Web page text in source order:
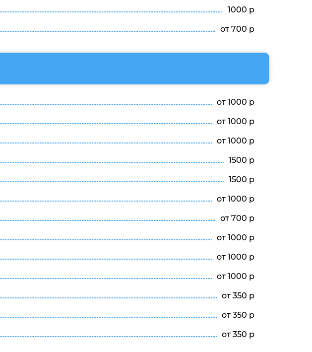
1000 р
от 700 р
от 1000 р
от 1000 р
от 1000 р
1500 р
1500 р
от 1000 р
от 700 р
от 1000 р
от 1000 р
от 1000 р
от 350 р
от 350 р
от 350 р